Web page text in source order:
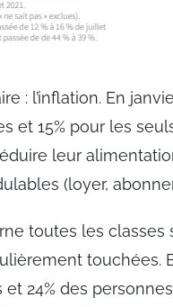
: l’inflation. En
et 15% pour les
leur
(loyer,
toutes les
touchées.
24% des